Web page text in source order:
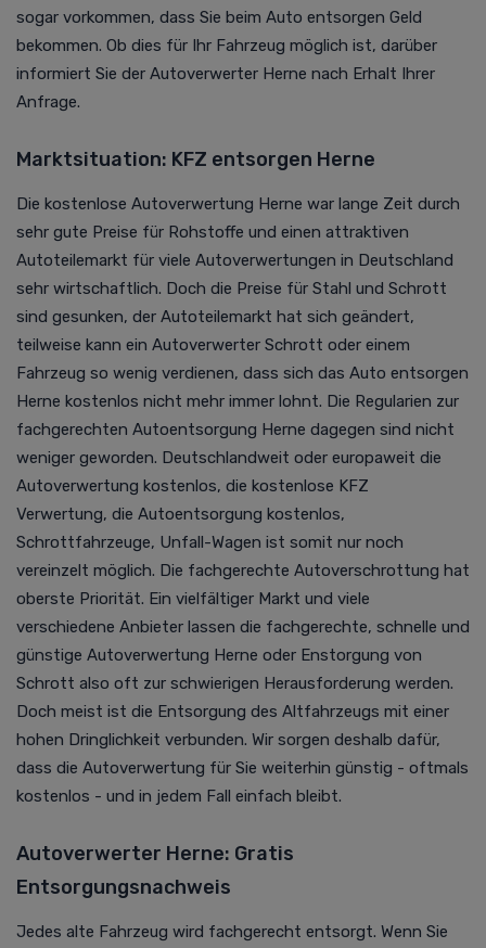
sogar vorkommen, dass Sie beim Auto entsorgen Geld
bekommen. Ob dies für Ihr Fahrzeug möglich ist, darüber
informiert Sie der Autoverwerter Herne nach Erhalt Ihrer
Anfrage.
Marktsituation: KFZ entsorgen Herne
Die kostenlose Autoverwertung Herne war lange Zeit durch
sehr gute Preise für Rohstoffe und einen attraktiven
Autoteilemarkt für viele Autoverwertungen in Deutschland
sehr wirtschaftlich. Doch die Preise für Stahl und Schrott
sind gesunken, der Autoteilemarkt hat sich geändert,
teilweise kann ein Autoverwerter Schrott oder einem
Fahrzeug so wenig verdienen, dass sich das Auto entsorgen
Herne kostenlos nicht mehr immer lohnt. Die Regularien zur
fachgerechten Autoentsorgung Herne dagegen sind nicht
weniger geworden. Deutschlandweit oder europaweit die
Autoverwertung kostenlos, die kostenlose KFZ
Verwertung, die Autoentsorgung kostenlos,
Schrottfahrzeuge, Unfall-Wagen ist somit nur noch
vereinzelt möglich. Die fachgerechte Autoverschrottung hat
oberste Priorität. Ein vielfältiger Markt und viele
verschiedene Anbieter lassen die fachgerechte, schnelle und
günstige Autoverwertung Herne oder Enstorgung von
Schrott also oft zur schwierigen Herausforderung werden.
Doch meist ist die Entsorgung des Altfahrzeugs mit einer
hohen Dringlichkeit verbunden. Wir sorgen deshalb dafür,
dass die Autoverwertung für Sie weiterhin günstig - oftmals
kostenlos - und in jedem Fall einfach bleibt.
Autoverwerter Herne: Gratis
Entsorgungsnachweis
Jedes alte Fahrzeug wird fachgerecht entsorgt. Wenn Sie